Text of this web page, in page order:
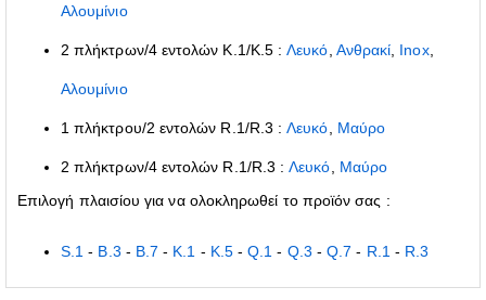
Αλουμίνιο
2 πλήκτρων/4 εντολών K.1/K.5 :Λευκό Ανθρακί Inox,
Αλουμίνιο
1 πλήκτρου/2 εντολών R.1/R.3 :Λευκό Μαύρο
2 πλήκτρων/4 εντολών R.1/R.3 :Λευκό
Μαύρο
Επιλογή πλαισίου για να ολοκληρωθεί το προϊόν σας :
S.1 - B.3 - B.7 - K.1 - K.5-Q.1 - Q.3 -Q.7 - R.1 - R.3